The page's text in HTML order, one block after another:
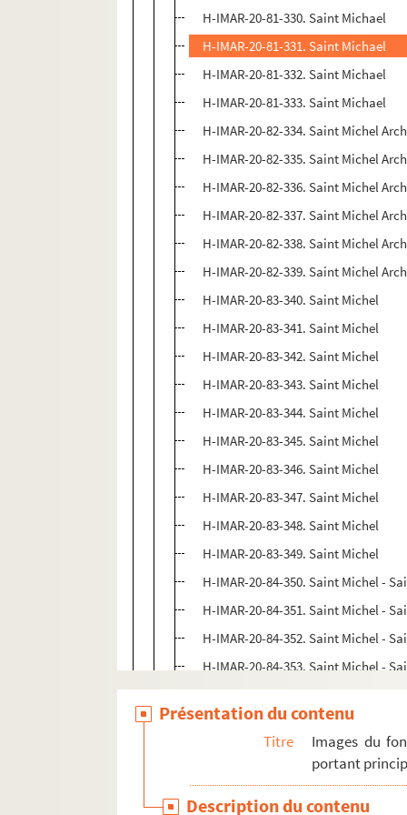
H-IMAR-20-81-330. Saint Michael
H-IMAR-20-81-331. Saint Michael
H-IMAR-20-81-332. Saint Michael
H-IMAR-20-81-333. Saint Michael
H-IMAR-20-82-334. Saint Michel
H-IMAR-20-82-335. Saint Michel
H-IMAR-20-82-336. Saint Michel
H-IMAR-20-82-337. Saint Michel
H-IMAR-20-82-338. Saint Michel
H-IMAR-20-82-339. Saint Michel
H-IMAR-20-83-340. Saint Michel
H-IMAR-20-83-341. Saint Michel
H-IMAR-20-83-342. Saint Michel
H-IMAR-20-83-343. Saint Michel
H-IMAR-20-83-344. Saint Michel
H-IMAR-20-83-345. Saint Michel
H-IMAR-20-83-346. Saint Michel
H-IMAR-20-83-347. Saint Michel
H-IMAR-20-83-348. Saint Michel
H-IMAR-20-83-349. Saint Michel
H-IMAR-20-84-350. Saint Michel -
H-IMAR-20-84-351. Saint Michel -
H-IMAR-20-84-352. Saint Michel -
H-IMAR-20-84-353. Saint Michel -
H-IMAR-20-84-354. Saint Michel -
H-IMAR-20-84-355. Saint Michel -
H-IMAR-20-84-356. Saint Michel -
H-IMAR-20-85-358. Saint Michel -
Présentation du contenu
Titre
Images du
portant
Description du contenu